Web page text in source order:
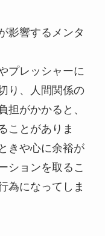
影響するメンタ
プレッシャーに
り、人間関係の
担がかかると、
ことがありま
きや心に余裕が
ションを取るこ
為になってしま